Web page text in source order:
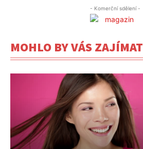
- Komerční sdělení -
MOHLO BY VÁS ZAJÍMAT